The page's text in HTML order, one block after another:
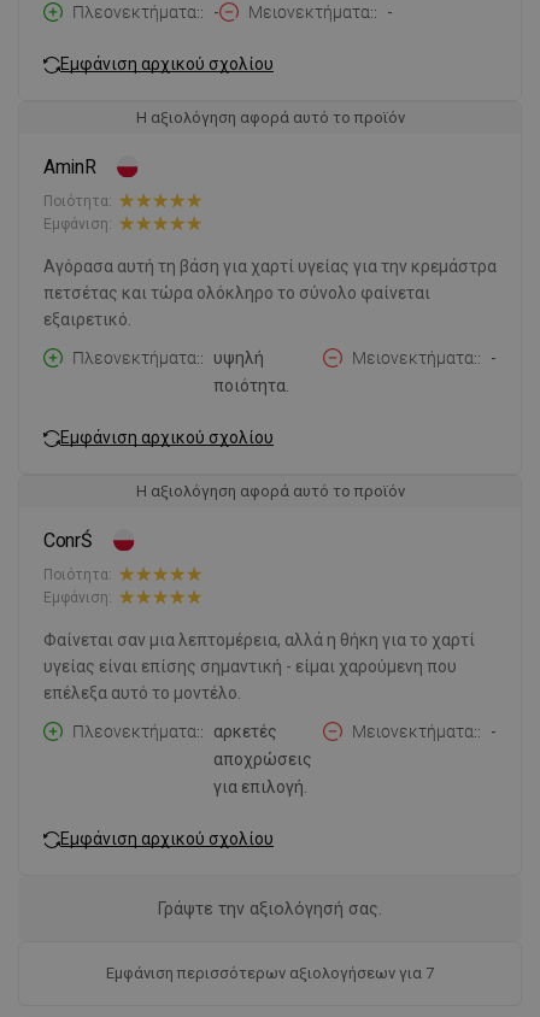
Πλεονεκτήματα:
- Μειονεκτήματα: -
Εμφάνιση αρχικού σχολίου
Η αξιολόγηση αφορά αυτό το προϊόν
AminR
Ποιότητα:
Εμφάνιση:
Αγόρασα αυτή τη βάση για χαρτί υγείας για την κρεμάστρα
πετσέτας και τώρα ολόκληρο το σύνολο φαίνεται
εξαιρετικό.
Πλεονεκτήματα:
υψηλή
ποιότητα.
Μειονεκτήματα: -
Εμφάνιση αρχικού σχολίου
Η αξιολόγηση αφορά αυτό το προϊόν
ConrŚ
Ποιότητα:
Εμφάνιση:
Φαίνεται σαν μια λεπτομέρεια, αλλά η θήκη για το χαρτί
υγείας είναι επίσης σημαντική - είμαι χαρούμενη που
επέλεξα αυτό το μοντέλο.
Πλεονεκτήματα:
αρκετές
αποχρώσεις
για επιλογή.
Μειονεκτήματα: -
Εμφάνιση αρχικού σχολίου
Εμφάνιση περισσότερων αξιολογήσεων για 7
Γράψτε την αξιολόγησή σας.